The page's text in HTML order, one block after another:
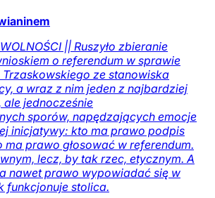
|| Ruszyło zbieranie
o referendum w sprawie
Trzaskowskiego ze stanowiska
a wraz z nim jeden z najbardziej
ale jednocześnie
sporów, napędzających emocje
inicjatywy: kto ma prawo podpis
ma prawo głosować w referendum.
lecz, by tak rzec, etycznym. A
nawet prawo wypowiadać się w
funkcjonuje stolica.